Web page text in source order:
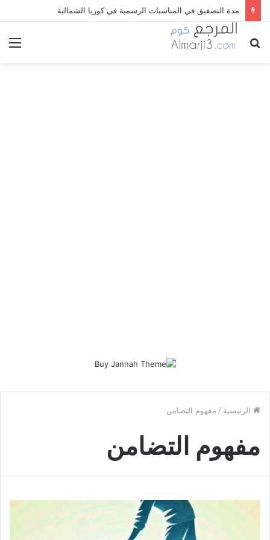
مدة التصفيق في المناسبات الرسمية في كوريا الشمالية
بحث
الرئيسية / مفهوم التضامن
مفهوم التضامن